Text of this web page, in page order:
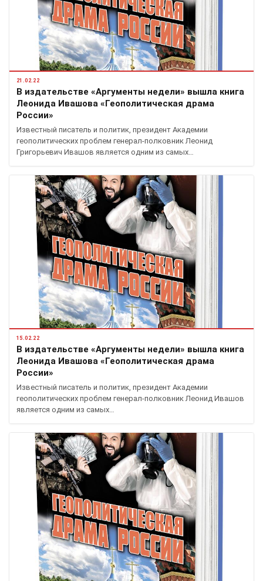
21.02.22
В издательстве «Аргументы недели» вышла книга
Леонида Ивашова «Геополитическая драма
России»
Известный писатель и политик, президент Академии
геополитических проблем генерал-полковник Леонид
Григорьевич Ивашов является одним из самых…
15.02.22
В издательстве «Аргументы недели» вышла книга
Леонида Ивашова «Геополитическая драма
России»
Известный писатель и политик, президент Академии
геополитических проблем генерал-полковник Леонид Ивашов
является одним из самых…